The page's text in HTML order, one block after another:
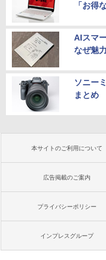
「お得
AIスマ
なぜ魅
ソニー
まとめ
本サイトのご利用について
広告掲載のご案内
プライバシーポリシー
インプレスグループ